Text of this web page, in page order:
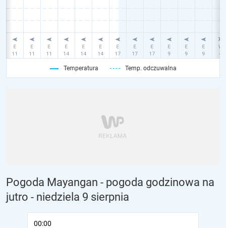
Temperatura Temp. odczuwalna
Pogoda Mayangan - pogoda godzinowa na
jutro - niedziela 9 sierpnia
00:00